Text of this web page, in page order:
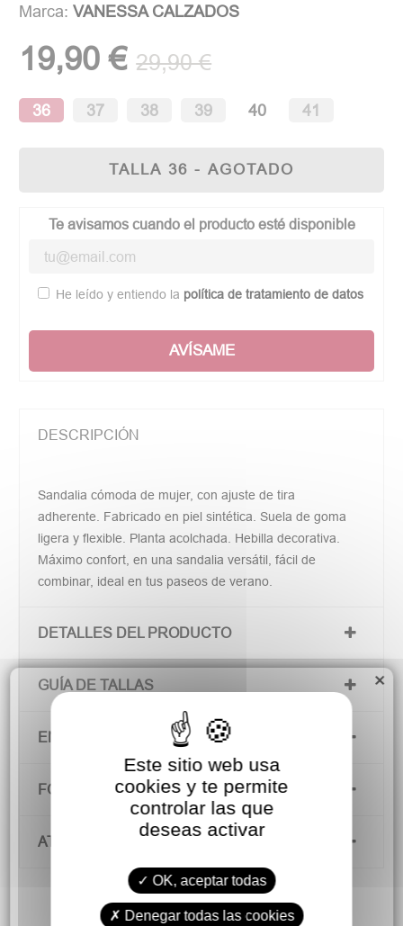
Marca:VANESSA CALZADOS
19,90 € 29,90 €
36 37 38 39 40 41
TALLA 36 - AGOTADO
Te avisamos cuando el producto esté disponible
He leído y entiendo la política de tratamiento de datos
AVÍSAME
DESCRIPCIÓN
Sandalia cómoda de mujer, con ajuste de tira
adherente. Fabricado en piel sintética. Suela de goma
ligera y flexible. Planta acolchada. Hebilla decorativa.
Máximo confort, en una sandalia versátil, fácil de
combinar, ideal en tus paseos de verano.
DETALLES DEL PRODUCTO
GUÍA DE TALLAS
ENVÍOS Y DEVOLUCIONES
FORMAS DE PAGO
ATENCIÓN AL CLIENTE
×
Este sitio web usa
cookies y te permite
controlar las que
deseas activar
OK, aceptar todas
Denegar todas las cookies